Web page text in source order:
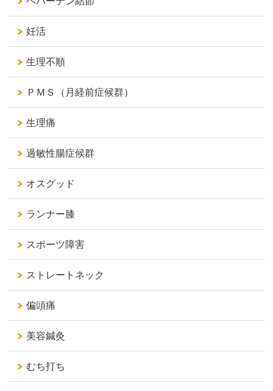
妊活
生理不順
ＰＭＳ（月経前症候群）
生理痛
過敏性腸症候群
オスグッド
ランナー膝
スポーツ障害
ストレートネック
偏頭痛
美容鍼灸
むち打ち